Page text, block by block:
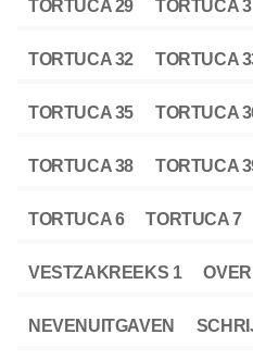
TORTUCA 29 TORTUCA 3
TORTUCA 32 TORTUCA
TORTUCA 35 TORTUCA
TORTUCA 38 TORTUCA
TORTUCA 6 TORTUCA 7
VESTZAKREEKS 1
NEVENUITGAVEN